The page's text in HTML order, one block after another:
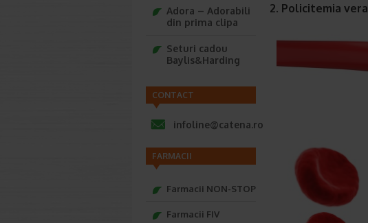
2. Policitemia vera
Adora – Adorabili
din prima clipa
Seturi cadou
Baylis&Harding
CONTACT
infoline@catena.ro
FARMACII
Farmacii NON-STOP
Farmacii FIV